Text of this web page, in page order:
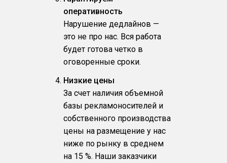
оперативность
Нарушение дедлайнов —
это не про нас. Вся работа
будет готова четко в
оговоренные сроки.
Низкие цены
За счет наличия объемной
базы рекламоносителей и
собственного производства
цены на размещение у нас
ниже по рынку в среднем
на 15 %. Наши заказчики